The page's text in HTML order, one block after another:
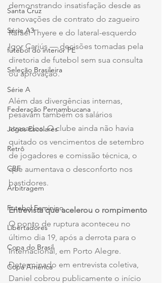
Santa Cruz
Série A3
futebol do interior PE
Seleção Brasileira
Série A
Federação Pernambucana
Jogos Escolares
Retrô
CBF
Arbitragem
Futebol Feminino
Libertadores
Copa do Brasil
Copa América
demonstrando insatisfação desde as
renovações de contrato do zagueiro
Rafael Thyere e do lateral-esquerdo
Igor Cariús — decisões tomadas pela
diretoria de futebol sem sua consulta
ou aprovação.
Além das divergências internas,
pesavam também os salários
atrasados. O clube ainda não havia
quitado os vencimentos de setembro
de jogadores e comissão técnica, o
que aumentava o desconforto nos
bastidores.
Entrevista que acelerou o rompimento
O ponto de ruptura aconteceu no
último dia 19, após a derrota para o
Internacional, em Porto Alegre.
Determinado em entrevista coletiva,
Daniel cobrou publicamente o início